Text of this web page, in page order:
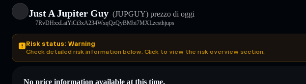
Just A Jupiter Guy (JUPGUY) prezzo di oggi
7RvDHxxLaiYiCt3xA234WxqQzQyBMbi7MXLzcsthjups
Risk status: Warning
Check detailed risk information below. Click to view the risk overview section.
No price information available at this time.